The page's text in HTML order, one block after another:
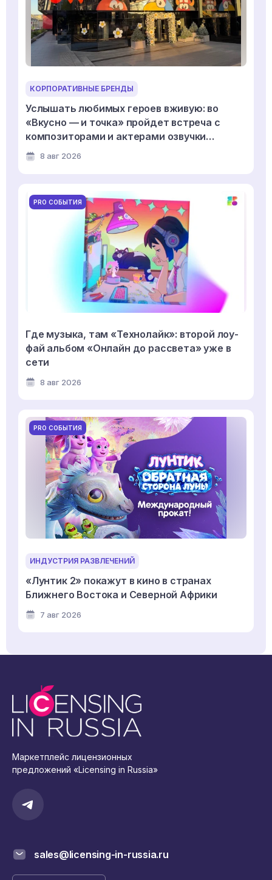
КОРПОРАТИВНЫЕ БРЕНДЫ
Услышать любимых героев вживую: во
«Вкусно — и точка» пройдет встреча с
композиторами и актерами озвучки
мультсериала «Смешарики»
8 авг 2026
PRO СОБЫТИЯ
Где музыка, там «Технолайк»: второй лоу-
фай альбом «Онлайн до рассвета» уже в
сети
8 авг 2026
PRO СОБЫТИЯ
ИНДУСТРИЯ РАЗВЛЕЧЕНИЙ
«Лунтик 2» покажут в кино в странах
Ближнего Востока и Северной Африки
7 авг 2026
Маркетплейс лицензионных
предложений «Licensing in Russia»
sales@licensing-in-russia.ru